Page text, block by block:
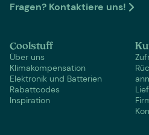
Fragen? Kontaktiere uns!
Coolstuff
Über uns
Klimakompensation
Elektronik und Batterien
Rabattcodes
Inspiration